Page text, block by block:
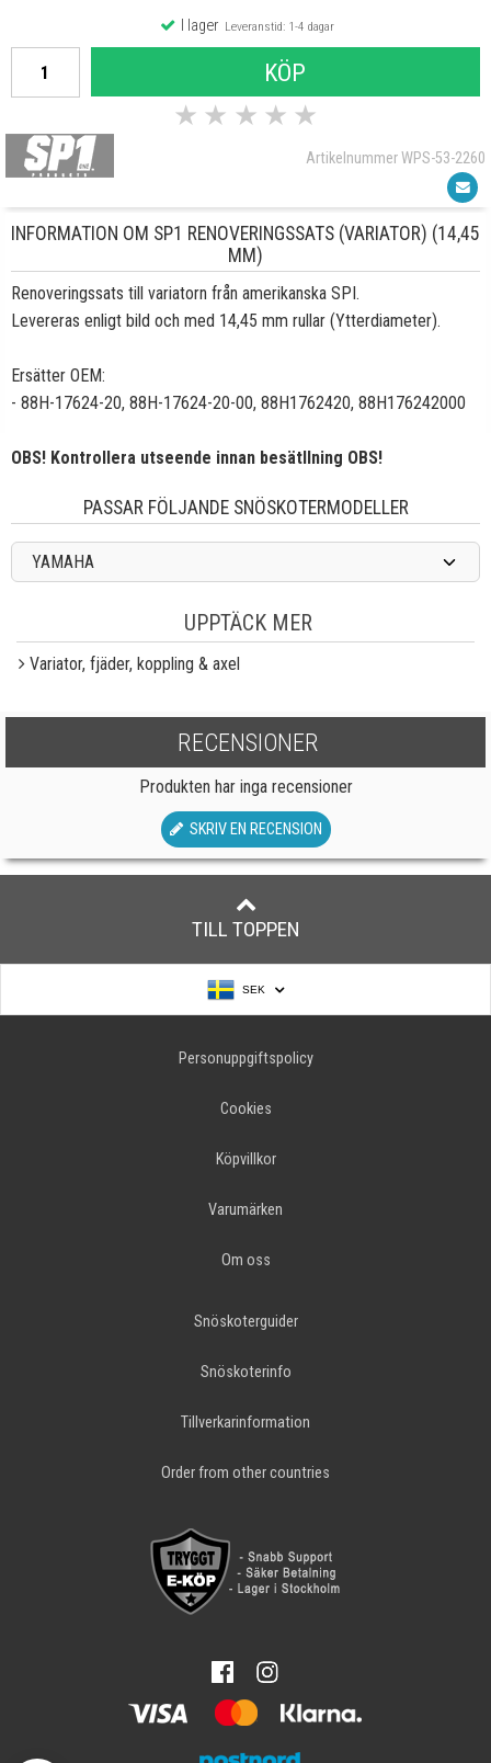
I lagerLeveranstid: 1-4 dagar
KÖP
★ ★ ★ ★ ★
Artikelnummer WPS-53-2260
INFORMATION OM SP1 RENOVERINGSSATS (VARIATOR) (14,45
MM)
Renoveringssats till variatorn från amerikanska SPI.
Levereras enligt bild och med 14,45 mm rullar (Ytterdiameter).
Ersätter OEM:
- 88H-17624-20, 88H-17624-20-00, 88H1762420, 88H176242000
OBS! Kontrollera utseende innan besätllning OBS!
PASSAR FÖLJANDE SNÖSKOTERMODELLER
YAMAHA
UPPTÄCK MER
Variator, fjäder, koppling & axel
RECENSIONER
Produkten har inga recensioner
SKRIV EN RECENSION
TILL TOPPEN
SEK
Personuppgiftspolicy
Cookies
Köpvillkor
Varumärken
Om oss
Snöskoterguider
Snöskoterinfo
Tillverkarinformation
Order from other countries